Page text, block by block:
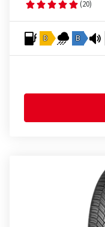
(20)
D B